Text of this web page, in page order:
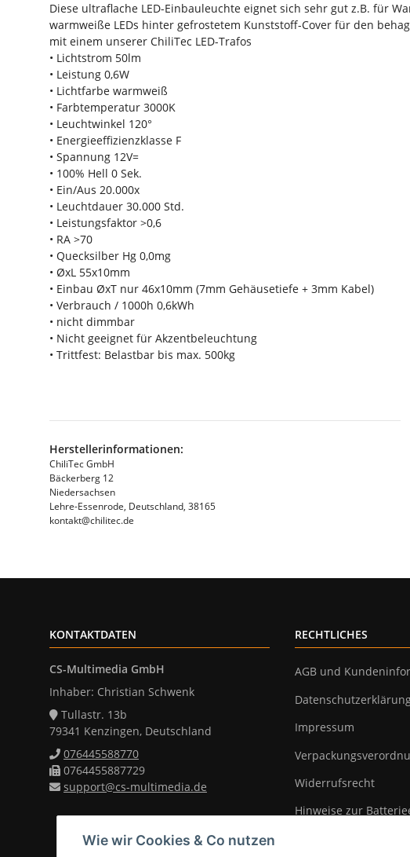
Wie wir Cookies & Co nutzen
Diese ultraflache LED-Einbauleuchte eignet sich sehr gut z.B. für
warmweiße LEDs hinter gefrostetem Kunststoff-Cover für den
mit einem unserer ChiliTec LED-Trafos
• Lichtstrom 50lm
• Leistung 0,6W
• Lichtfarbe warmweiß
• Farbtemperatur 3000K
• Leuchtwinkel 120°
• Energieeffizienzklasse F
• Spannung 12V=
• 100% Hell 0 Sek.
• Ein/Aus 20.000x
• Leuchtdauer 30.000 Std.
• Leistungsfaktor >0,6
• RA >70
• Quecksilber Hg 0,0mg
• ØxL 55x10mm
• Einbau ØxT nur 46x10mm (7mm Gehäusetiefe + 3mm Kabel)
• Verbrauch / 1000h 0,6kWh
• nicht dimmbar
• Nicht geeignet für Akzentbeleuchtung
• Trittfest: Belastbar bis max. 500kg
Herstellerinformationen:
ChiliTec GmbH
Bäckerberg 12
Niedersachsen
Lehre-Essenrode, Deutschland, 38165
kontakt@chilitec.de
KONTAKTDATEN
CS-Multimedia GmbH
Inhaber: Christian Schwenk
Tullastr. 13b
79341 Kenzingen, Deutschland
076445588770
0764455887729
support@cs-multimedia.de
RECHTLICHES
AGB und
Impressum
Widerrufsrecht
Hinweise zur